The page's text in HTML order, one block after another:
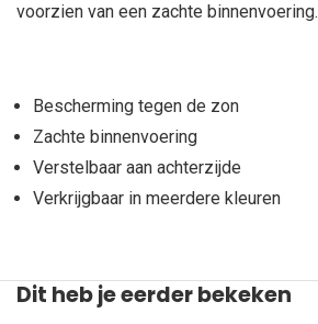
voorzien van een zachte binnenvoering.
Bescherming tegen de zon
Zachte binnenvoering
Verstelbaar aan achterzijde
Verkrijgbaar in meerdere kleuren
Dit heb je eerder bekeken